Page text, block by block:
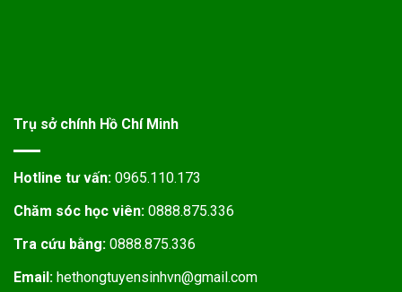
Trụ sở chính Hồ Chí Minh
Hotline tư vấn: 0965.110.173
Chăm sóc học viên: 0888.875.336
Tra cứu bằng: 0888.875.336
Email: hethongtuyensinhvn@gmail.com